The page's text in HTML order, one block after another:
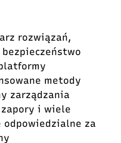
rozwiązań,
metody
zarządzania
i wiele
odpowiedzialne za